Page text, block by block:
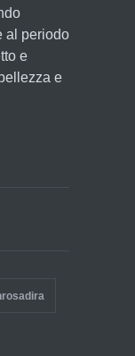
al periodo
e
e